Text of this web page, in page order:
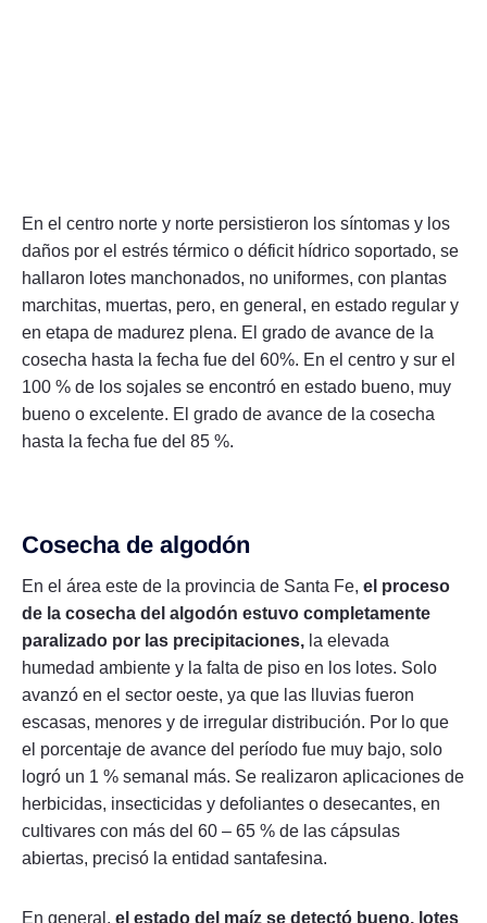
En el centro norte y norte persistieron los síntomas y los
daños por el estrés térmico o déficit hídrico soportado, se
hallaron lotes manchonados, no uniformes, con plantas
marchitas, muertas, pero, en general, en estado regular y
en etapa de madurez plena. El grado de avance de la
cosecha hasta la fecha fue del 60%. En el centro y sur el
100 % de los sojales se encontró en estado bueno, muy
bueno o excelente. El grado de avance de la cosecha
hasta la fecha fue del 85 %.
Cosecha de algodón
En el área este de la provincia de Santa Fe, el proceso
de la cosecha del algodón estuvo completamente
paralizado por las precipitaciones, la elevada
humedad ambiente y la falta de piso en los lotes. Solo
avanzó en el sector oeste, ya que las lluvias fueron
escasas, menores y de irregular distribución. Por lo que
el porcentaje de avance del período fue muy bajo, solo
logró un 1 % semanal más. Se realizaron aplicaciones de
herbicidas, insecticidas y defoliantes o desecantes, en
cultivares con más del 60 – 65 % de las cápsulas
abiertas, precisó la entidad santafesina.
En general, el estado del maíz se detectó bueno, lotes